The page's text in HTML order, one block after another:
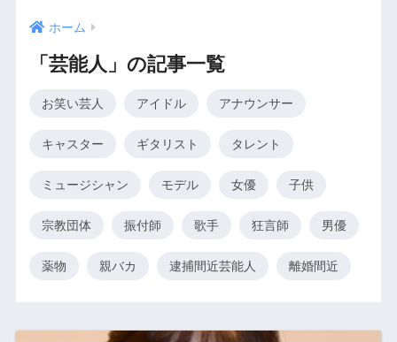
ホーム
「芸能人」の記事一覧
お笑い芸人 アイドル アナウンサー
キャスター ギタリスト タレント
ミュージシャン モデル 女優 子供
宗教団体 振付師 歌手 狂言師 男優
薬物 親バカ 逮捕間近芸能人 離婚間近